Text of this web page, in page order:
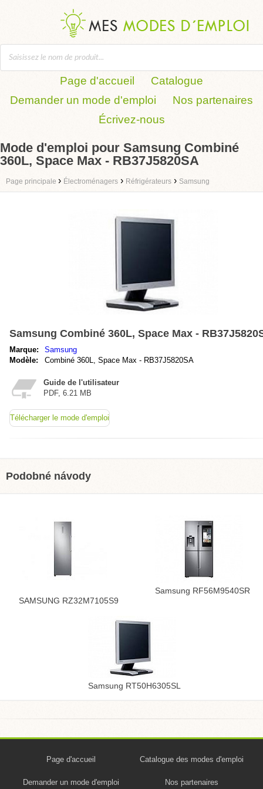
Page d'accueil
Catalogue
Demander un mode d'emploi
Nos partenaires
Écrivez-nous
Mode d'emploi pour Samsung Combiné
360L, Space Max - RB37J5820SA
Page principale › Électroménagers › Réfrigérateurs › Samsung
Samsung Combiné 360L, Space Max -
Marque:
Samsung
Modèle:
Combiné 360L, Space Max - RB37J5820SA
Guide de l'utilisateur
PDF, 6.21 MB
Télécharger le mode d'emploi
Podobné návody
SAMSUNG RZ32M7105S9
Samsung RF56M9540SR
Samsung RT50H6305SL
Page d'accueil Catalogue des modes d'emploi
Demander un mode d'emploi Nos partenaires